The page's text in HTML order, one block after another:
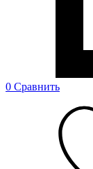
0 Сравнить